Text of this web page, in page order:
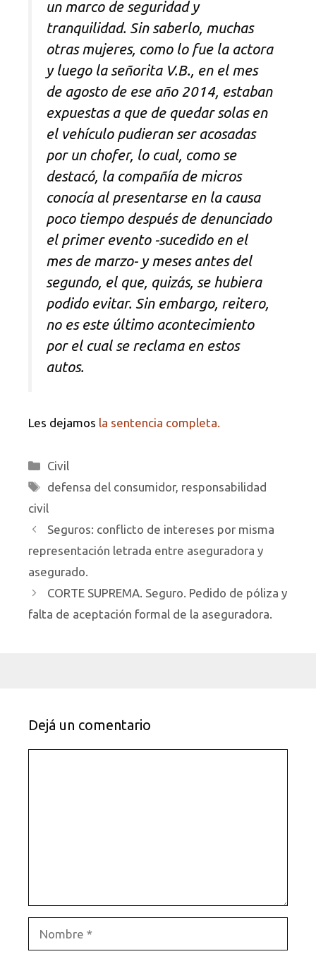
un marco de seguridad y
tranquilidad. Sin saberlo, muchas
otras mujeres, como lo fue la actora
y luego la señorita V.B., en el mes
de agosto de ese año 2014, estaban
expuestas a que de quedar solas en
el vehículo pudieran ser acosadas
por un chofer, lo cual, como se
destacó, la compañía de micros
conocía al presentarse en la causa
poco tiempo después de denunciado
el primer evento -sucedido en el
mes de marzo- y meses antes del
segundo, el que, quizás, se hubiera
podido evitar. Sin embargo, reitero,
no es este último acontecimiento
por el cual se reclama en estos
autos.
Les dejamos la sentencia completa.
Categorías
Civil
Etiquetas
defensa del consumidor, responsabilidad
civil
Seguros: conflicto de intereses por misma
representación letrada entre aseguradora y
asegurado.
CORTE SUPREMA. Seguro. Pedido de póliza y
falta de aceptación formal de la aseguradora.
Dejá un comentario